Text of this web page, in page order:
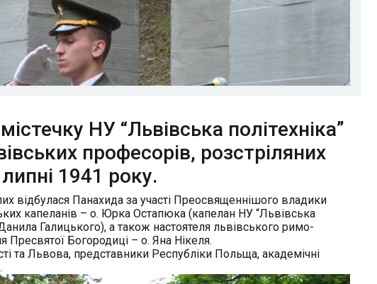
НУ “Львівська політехніка”
професорів, розстріляних
1941 року.
відбулася Панахида за участі Преосвященнішого владики
капеланів – о. Юрка Остапюка (капелан НУ “Львівська
Галицького), а також настоятеля львівського римо-
Пресвятої Богородиці – о. Яна Нікеля.
та Львова, представники Республіки Польща, академічні